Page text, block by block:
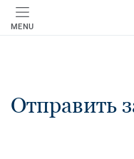
MENU
Отправить